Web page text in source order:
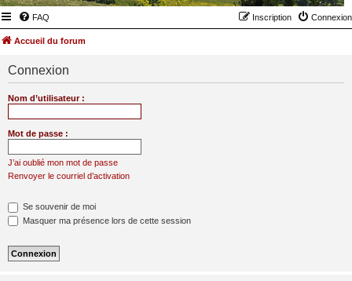
FAQ Connexion
Inscription
Accueil du forum
Connexion
Nom d’utilisateur :
Mot de passe :
J’ai oublié mon mot de passe
Renvoyer le courriel d’activation
Se souvenir de moi
Masquer ma présence lors de cette session